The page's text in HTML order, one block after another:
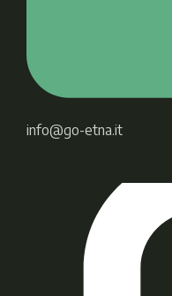
info@go-etna.it